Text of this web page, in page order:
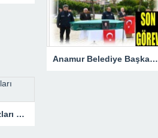
Anamur Belediye Başkan Yardımcısı AKÇA’ya Son Görev
Mersin Polisi Hırsızları Kıskıvrak Yakaladı